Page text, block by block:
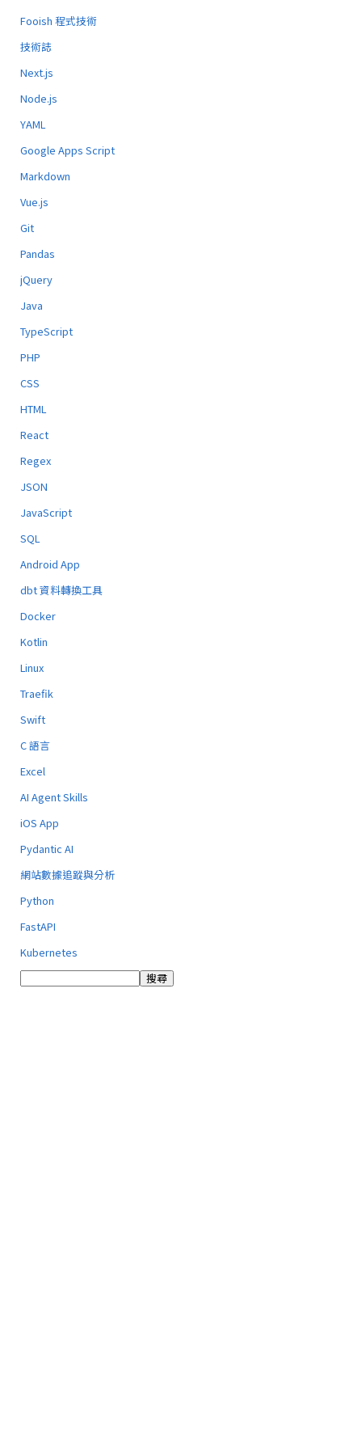
Fooish 程式技術
技術誌
Next.js
Node.js
YAML
Google Apps Script
Markdown
Vue.js
Git
Pandas
jQuery
Java
TypeScript
PHP
CSS
HTML
React
Regex
JSON
JavaScript
SQL
Android App
dbt 資料轉換工具
Docker
Kotlin
Linux
Traefik
Swift
C 語言
Excel
AI Agent Skills
iOS App
Pydantic AI
網站數據追蹤與分析
Python
FastAPI
Kubernetes